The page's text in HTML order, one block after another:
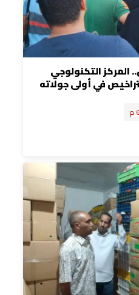
المركز التكنولوجي
في أولى جولاته